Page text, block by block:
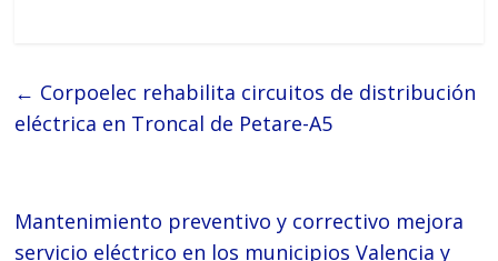
← Corpoelec rehabilita circuitos de distribución
eléctrica en Troncal de Petare-A5
Mantenimiento preventivo y correctivo mejora
servicio eléctrico en los municipios Valencia y